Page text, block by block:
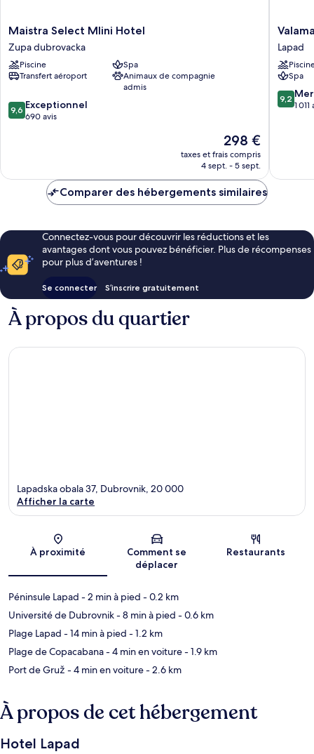
Maistra
Select
Mlini
Hotel
Zupa
Maistra Select Mlini Hotel
Zupa dubrovacka
Piscine
Spa
Transfert aéroport
Animaux de compagnie
admis
9.6
sur
9,6 Exceptionnel
690 avis
Le
nouveau
prix
de
298 €
taxes et frais compris
4 sept. - 5 sept.
Valamar
Lacroma
Hotel
Lapad
Lapad
Spa
9.2
sur
9,2
1 011
Comparer des hébergements similaires
Connectez-vous pour découvrir les réductions et les
avantages dont vous pouvez bénéficier. Plus de récompenses
pour plus d’aventures !
Se connecter S’inscrire gratuitement
À propos du quartier
Carte
Lapadska obala 37, Dubrovnik, 20 000
Afficher la carte
À proximité
Comment se
déplacer
Restaurants
Péninsule Lapad - 2 min à pied - 0.2 km
Université de Dubrovnik- 8 min à pied - 0.6 km
Plage Lapad - 14 min à pied - 1.2 km
Plage de Copacabana- 4 min en voiture- 1.9 km
Port de Gruž - 4 min en voiture- 2.6 km
À propos de cet hébergement
Hotel Lapad